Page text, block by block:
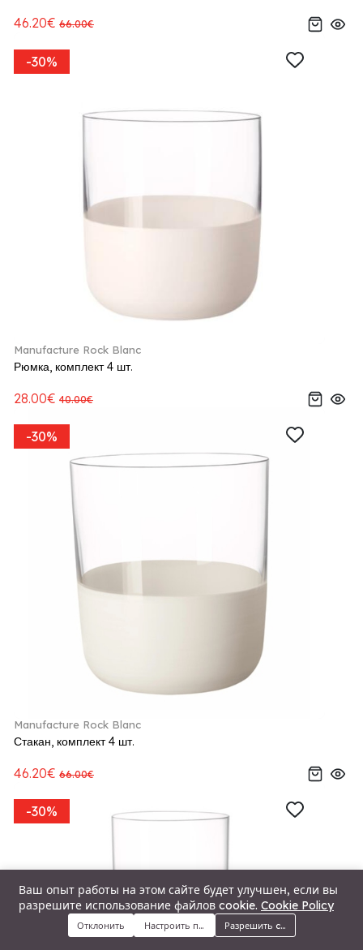
Меню Категории Поиск Корзина
46.20€ 66.00€
-30%
Manufacture Rock Blanc
Рюмка, комплект 4 шт.
28.00€ 40.00€
-30%
Manufacture Rock Blanc
Стакан, комплект 4 шт.
46.20€ 66.00€
-30%
Ваш опыт работы на этом сайте будет улучшен, если вы
разрешите использование файлов cookie. Cookie Policy
Отклонить Настроить предпочтенияРазрешить cookie